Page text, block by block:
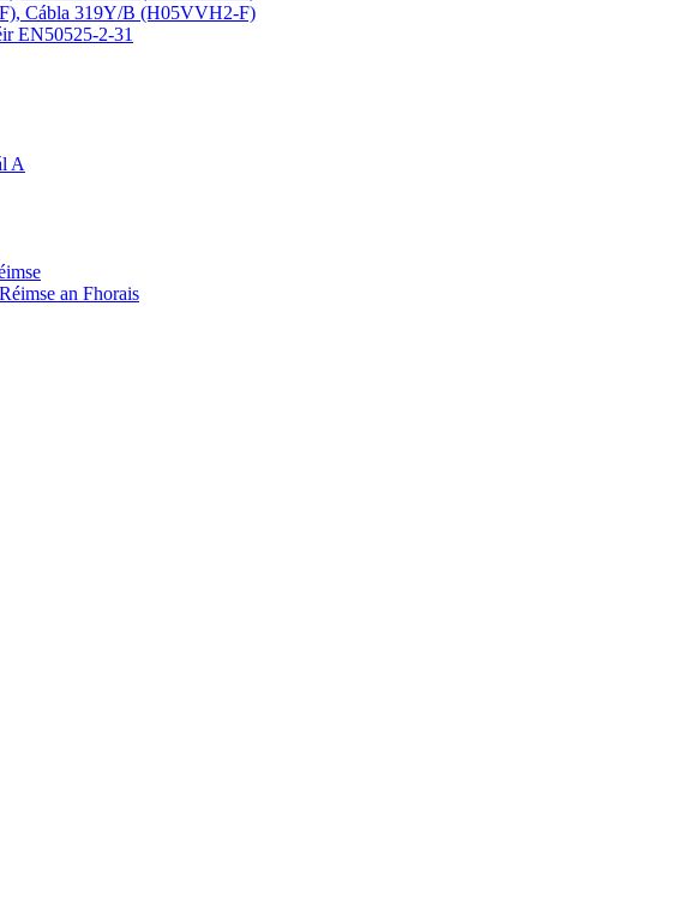
Cábla 319Y/B (H05VVH2-F)
EN50525-2-31
A
an Fhorais